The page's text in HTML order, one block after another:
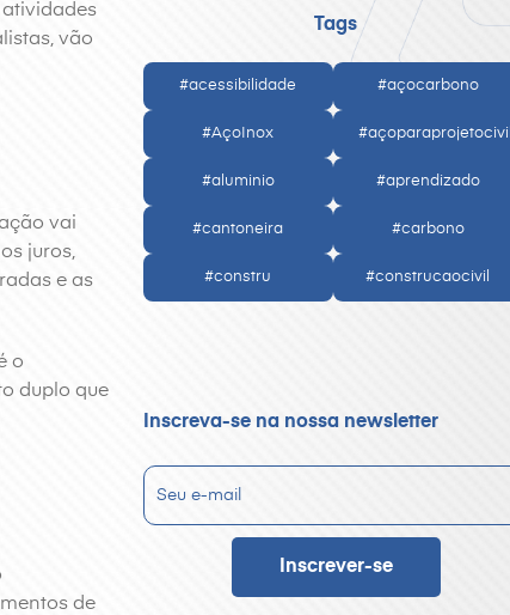
atividades
vão
vai
juros,
e as
o
duplo que
de
Tags
#acessibilidade #açocarbono
#AçoInox #açoparaprojetocivil
#aluminio #aprendizado
#cantoneira #carbono
#constru #construcaocivil
Inscreva-se na nossa newsletter